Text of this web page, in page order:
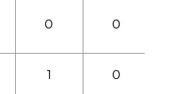
0 0
1 0